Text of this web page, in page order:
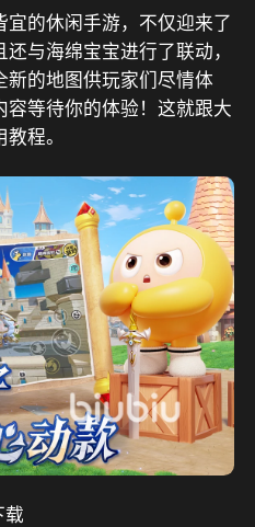
宜的休闲手游，不仅迎来了
与海绵宝宝进行了联动，
的地图供玩家们尽情体
等待你的体验！这就跟大
程。
载